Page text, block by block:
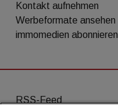
Kontakt aufnehmen
Werbeformate ansehen
immomedien abonnieren
RSS-Feed